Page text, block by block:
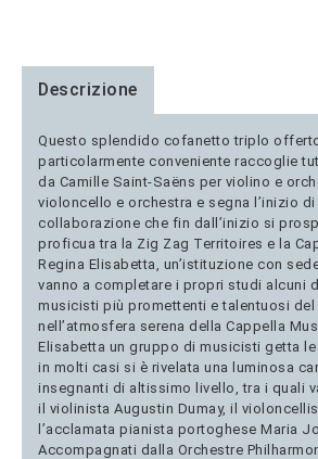
Descrizione
Questo splendido cofanetto triplo
particolarmente conveniente raccoglie
da Camille Saint-Saëns per violino e
violoncello e orchestra e segna l’inizio di
collaborazione che fin dall’inizio si
proficua tra la Zig Zag Territoires e la
Regina Elisabetta, un’istituzione con
vanno a completare i propri studi alcuni
musicisti più promettenti e talentuosi del
nell’atmosfera serena della Cappella
Elisabetta un gruppo di musicisti getta
in molti casi si è rivelata una luminosa
insegnanti di altissimo livello, tra i quali
il violinista Augustin Dumay, il
l’acclamata pianista portoghese Maria
Accompagnati dalla Orchestre